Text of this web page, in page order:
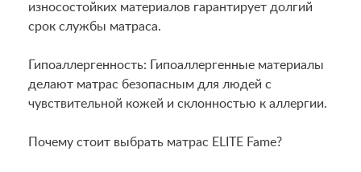
износостойких материалов гарантирует долгий
срок службы матраса.
Гипоаллергенность: Гипоаллергенные материалы
делают матрас безопасным для людей с
чувствительной кожей и склонностью к аллергии.
Почему стоит выбрать матрас ELITE Fame?